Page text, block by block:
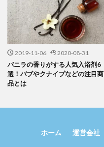
2019-11-06 2020-08-31
バニラの香りがする人気入浴剤6
選！バブやクナイプなどの注目商
品とは
ホーム 運営会社